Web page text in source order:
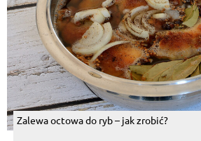
Zalewa octowa do ryb – jak zrobić?